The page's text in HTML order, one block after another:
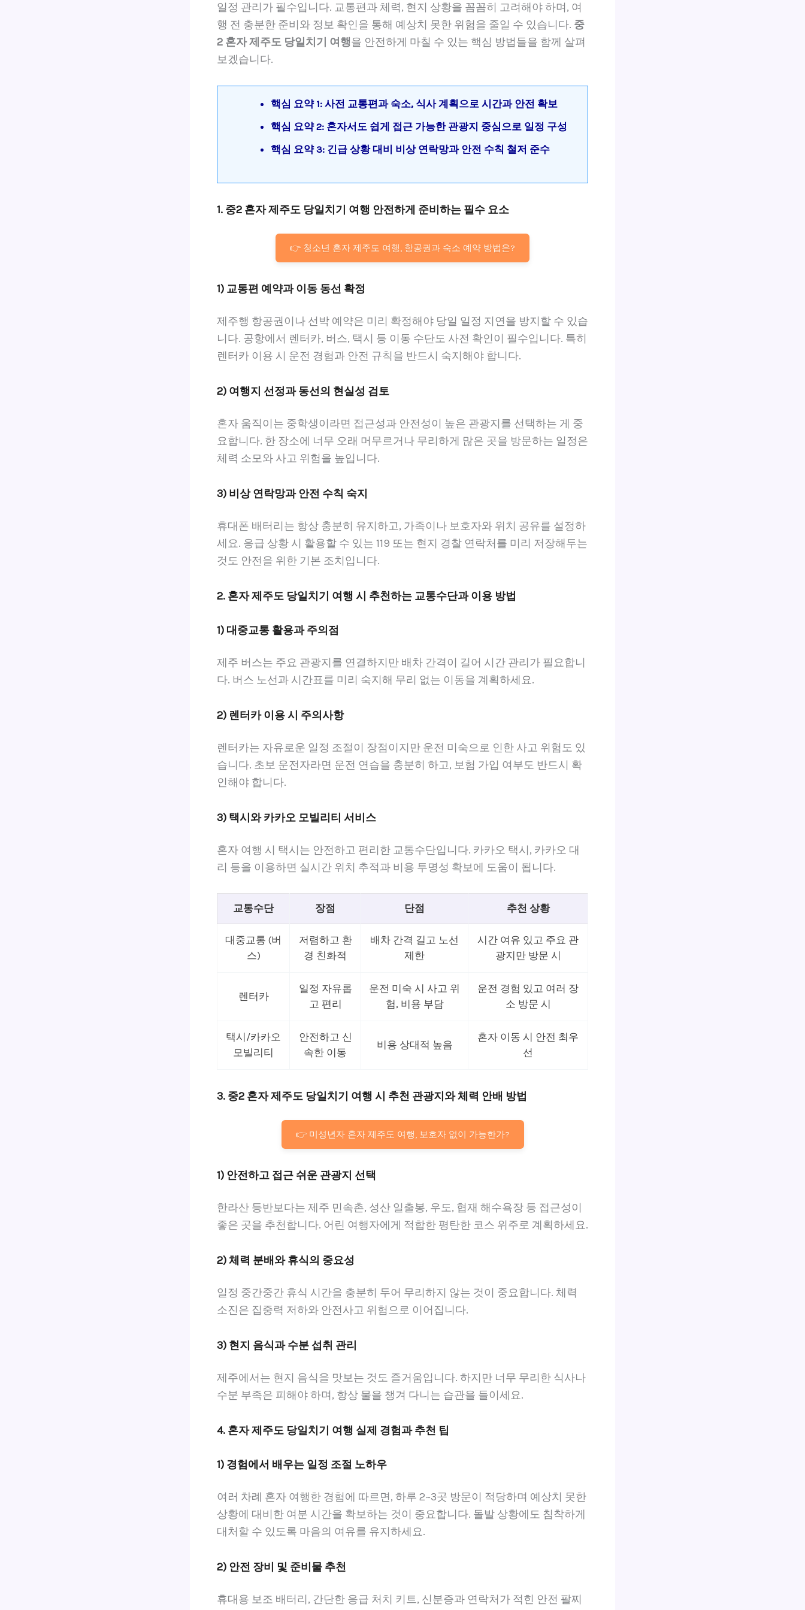
일정 관리가 필수입니다. 교통편과 체력, 현지 상황을 꼼꼼히 고려해야 하며, 여
행 전 충분한 준비와 정보 확인을 통해 예상치 못한 위험을 줄일 수 있습니다. 중
2 혼자 제주도 당일치기 여행을 안전하게 마칠 수 있는 핵심 방법들을 함께 살펴
보겠습니다.
핵심 요약 1: 사전 교통편과 숙소, 식사 계획으로 시간과 안전 확보
핵심 요약 2: 혼자서도 쉽게 접근 가능한 관광지 중심으로 일정 구성
핵심 요약 3: 긴급 상황 대비 비상 연락망과 안전 수칙 철저 준수
1. 중2 혼자 제주도 당일치기 여행 안전하게 준비하는 필수 요소
👉 청소년 혼자 제주도 여행, 항공권과 숙소 예약 방법은?
1) 교통편 예약과 이동 동선 확정
제주행 항공권이나 선박 예약은 미리 확정해야 당일 일정 지연을 방지할 수 있습
니다. 공항에서 렌터카, 버스, 택시 등 이동 수단도 사전 확인이 필수입니다. 특히
렌터카 이용 시 운전 경험과 안전 규칙을 반드시 숙지해야 합니다.
2) 여행지 선정과 동선의 현실성 검토
혼자 움직이는 중학생이라면 접근성과 안전성이 높은 관광지를 선택하는 게 중
요합니다. 한 장소에 너무 오래 머무르거나 무리하게 많은 곳을 방문하는 일정은
체력 소모와 사고 위험을 높입니다.
3) 비상 연락망과 안전 수칙 숙지
휴대폰 배터리는 항상 충분히 유지하고, 가족이나 보호자와 위치 공유를 설정하
세요. 응급 상황 시 활용할 수 있는 119 또는 현지 경찰 연락처를 미리 저장해두는
것도 안전을 위한 기본 조치입니다.
2. 혼자 제주도 당일치기 여행 시 추천하는 교통수단과 이용 방법
1) 대중교통 활용과 주의점
제주 버스는 주요 관광지를 연결하지만 배차 간격이 길어 시간 관리가 필요합니
다. 버스 노선과 시간표를 미리 숙지해 무리 없는 이동을 계획하세요.
2) 렌터카 이용 시 주의사항
렌터카는 자유로운 일정 조절이 장점이지만 운전 미숙으로 인한 사고 위험도 있
습니다. 초보 운전자라면 운전 연습을 충분히 하고, 보험 가입 여부도 반드시 확
인해야 합니다.
3) 택시와 카카오 모빌리티 서비스
혼자 여행 시 택시는 안전하고 편리한 교통수단입니다. 카카오 택시, 카카오 대
리 등을 이용하면 실시간 위치 추적과 비용 투명성 확보에 도움이 됩니다.
교통수단 장점 단점 추천 상황
대중교통 (버
스)
저렴하고 환
경 친화적
배차 간격 길고 노선
제한
시간 여유 있고 주요 관
광지만 방문 시
렌터카
일정 자유롭
고 편리
운전 미숙 시 사고 위
험, 비용 부담
운전 경험 있고 여러 장
소 방문 시
택시/카카오
모빌리티
안전하고 신
속한 이동
비용 상대적 높음
혼자 이동 시 안전 최우
선
3. 중2 혼자 제주도 당일치기 여행 시 추천 관광지와 체력 안배 방법
👉 미성년자 혼자 제주도 여행, 보호자 없이 가능한가?
1) 안전하고 접근 쉬운 관광지 선택
한라산 등반보다는 제주 민속촌, 성산 일출봉, 우도, 협재 해수욕장 등 접근성이
좋은 곳을 추천합니다. 어린 여행자에게 적합한 평탄한 코스 위주로 계획하세요.
2) 체력 분배와 휴식의 중요성
일정 중간중간 휴식 시간을 충분히 두어 무리하지 않는 것이 중요합니다. 체력
소진은 집중력 저하와 안전사고 위험으로 이어집니다.
3) 현지 음식과 수분 섭취 관리
제주에서는 현지 음식을 맛보는 것도 즐거움입니다. 하지만 너무 무리한 식사나
수분 부족은 피해야 하며, 항상 물을 챙겨 다니는 습관을 들이세요.
4. 혼자 제주도 당일치기 여행 실제 경험과 추천 팁
1) 경험에서 배우는 일정 조절 노하우
여러 차례 혼자 여행한 경험에 따르면, 하루 2~3곳 방문이 적당하며 예상치 못한
상황에 대비한 여분 시간을 확보하는 것이 중요합니다. 돌발 상황에도 침착하게
대처할 수 있도록 마음의 여유를 유지하세요.
2) 안전 장비 및 준비물 추천
휴대용 보조 배터리, 간단한 응급 처치 키트, 신분증과 연락처가 적힌 안전 팔찌